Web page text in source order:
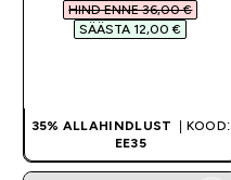
HIND ENNE 36,00 €‎
SÄÄSTA 12,00 €‎
35% ALLAHINDLUST
| KOOD:
EE35